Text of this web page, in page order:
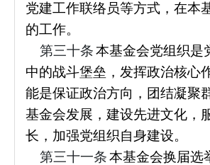
党建工作联络员等方式，在本
的工作。
第三十条本基金会党组织是
中的战斗堡垒，发挥政治核心
能是保证政治方向，团结凝聚
基金会发展，建设先进文化，
长，加强党组织自身建设。
第三十一条本基金会换届选